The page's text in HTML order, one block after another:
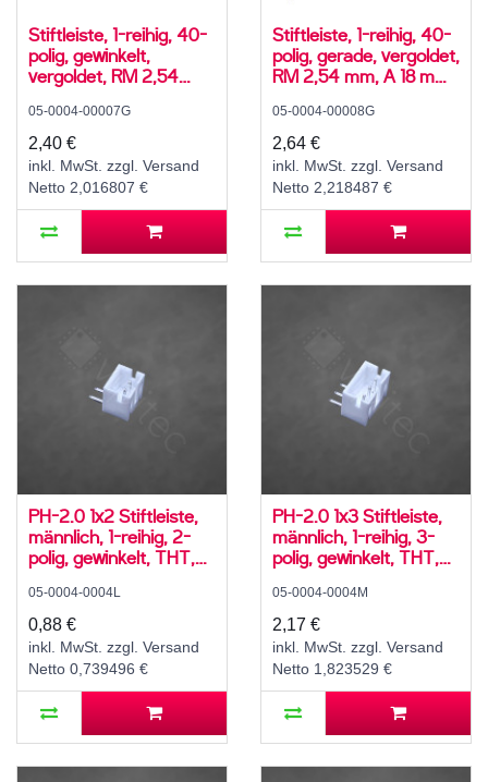
Stiftleiste, 1-reihig, 40-
polig, gewinkelt,
vergoldet, RM 2,54
L 9,07 mm
05-0004-00007G
2,40 €
inkl. MwSt. zzgl. Versand
Netto 2,016807 €
Stiftleiste, 1-reihig, 40-
polig, gerade, vergoldet,
RM 2,54 mm, A 18 mm,
05-0004-00008G
2,64 €
inkl. MwSt. zzgl. Versand
Netto 2,218487 €
PH-2.0 1x2 Stiftleiste,
männlich, 1-reihig, 2-
polig, gewinkelt, THT,
05-0004-0004L
0,88 €
inkl. MwSt. zzgl. Versand
Netto 0,739496 €
PH-2.0 1x3 Stiftleiste,
männlich, 1-reihig, 3-
polig, gewinkelt, THT,
05-0004-0004M
2,17 €
inkl. MwSt. zzgl. Versand
Netto 1,823529 €